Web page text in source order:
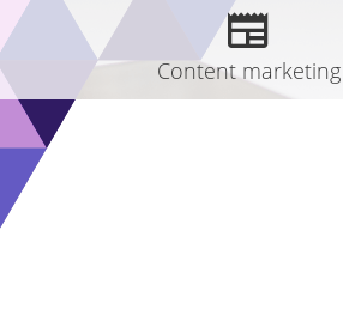
Content marketing